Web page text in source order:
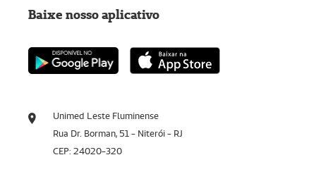
Unimed Leste Fluminense
Rua Dr. Borman, 51 - Niterói - RJ
CEP: 24020-320
Baixe nosso aplicativo